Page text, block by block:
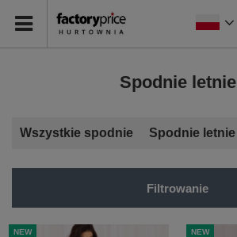
Spodnie letnie
Wszystkie spodnie Spodnie letnie
Filtrowanie
NEW NEW